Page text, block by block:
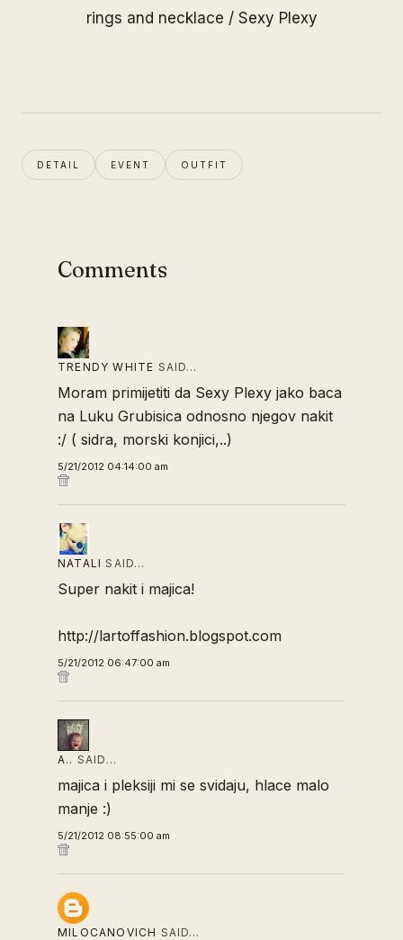
rings and necklace / Sexy Plexy
DETAIL EVENT OUTFIT
Comments
TRENDY WHITE SAID…
Moram primijetiti da Sexy Plexy jako baca
na Luku Grubisica odnosno njegov nakit
:/ ( sidra, morski konjici,..)
5/21/2012 04:14:00 am
NATALI SAID…
Super nakit i majica!
http://lartoffashion.blogspot.com
5/21/2012 06:47:00 am
A.. SAID…
majica i pleksiji mi se svidaju, hlace malo
manje :)
5/21/2012 08:55:00 am
MILOCANOVICH SAID…